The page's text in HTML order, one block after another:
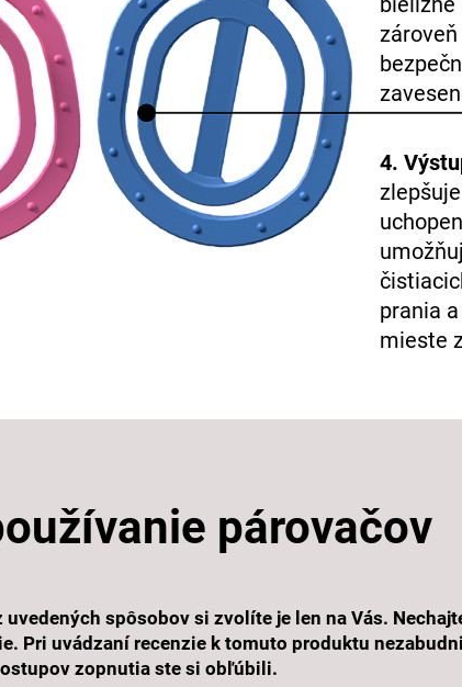
4.
prania
mieste
párovačov
spôsobov si zvolíte je len na Vás.
Pri uvádzaní recenzie k tomuto produktu
zopnutia ste si obľúbili.